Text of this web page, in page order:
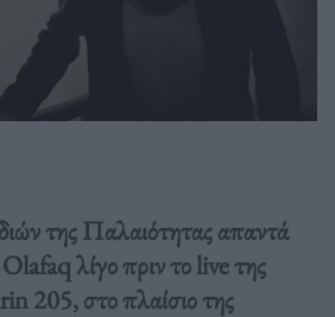
της Παλαιότητας απαντά
Olafaq λίγο πριν το live της
205, στο πλαίσιο της